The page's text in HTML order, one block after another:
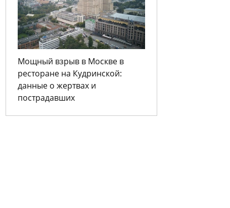
Мощный взрыв в Москве в
ресторане на Кудринской:
данные о жертвах и
пострадавших